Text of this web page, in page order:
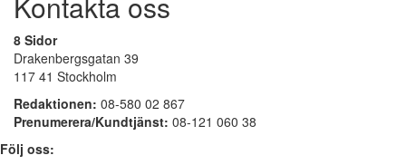
8 Sidor
Drakenbergsgatan 39
117 41 Stockholm
Redaktionen: 08-580 02 867
Prenumerera/Kundtjänst: 08-121 060 38
Följ oss: